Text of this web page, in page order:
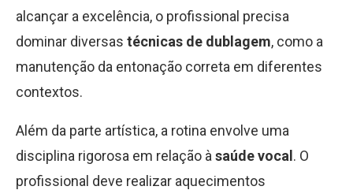
alcançar a excelência, o profissional precisa
dominar diversas técnicas de dublagem, como a
manutenção da entonação correta em diferentes
contextos.
Além da parte artística, a rotina envolve uma
disciplina rigorosa em relação à saúde vocal . O
profissional deve realizar aquecimentos